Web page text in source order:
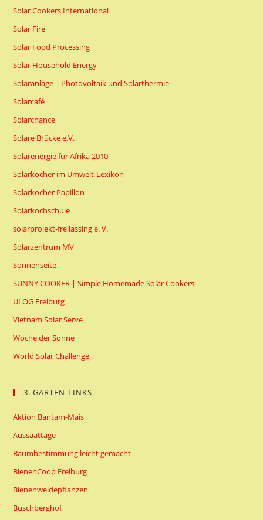
Solar Cookers International
Solar Fire
Solar Food Processing
Solar Household Energy
Solaranlage – Photovoltaik und Solarthermie
Solarcafé
Solarchance
Solare Brücke e.V.
Solarenergie für Afrika 2010
Solarkocher im Umwelt-Lexikon
Solarkocher Papillon
Solarkochschule
solarprojekt-freilassing e. V.
Solarzentrum MV
Sonnenseite
SUNNY COOKER | Simple Homemade Solar Cookers
ULOG Freiburg
Vietnam Solar Serve
Woche der Sonne
World Solar Challenge
3. GARTEN-LINKS
Aktion Bantam-Mais
Aussaattage
Baumbestimmung leicht gemacht
BienenCoop Freiburg
Bienenweidepflanzen
Buschberghof